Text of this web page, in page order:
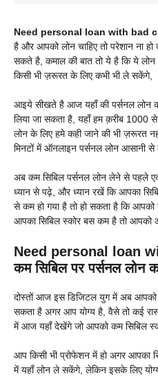
Need personal loan with bad
है और आपको लोन चाहिए तो परेशान ना
सकते है, कमाल की बात तो ये है कि ये
किसी भी ज़रूरत के लिए कभी भी ले सकेंगे,
आइये सीखते है आज यहाँ की पर्सनल लोन
लिया जा सकता है, यहाँ हम क़रीब
लोन के लिए हमे कही जाने की भी ज़रूरत
मिनटों में ऑनलाइन पर्सनल लोन आसानी
अब कम सिबिल पर्सनल लोन लेने से पहले
ध्यान से पढ़े, और ध्यान रखें कि आपका
से कम हो गया है तो हो सकता है कि आपको
आपका सिबिल स्कोर बस कम है तो आपको
Need personal loan
कम सिबिल पर पर्सनल लोन
दोस्तों आज इस डिजिटल युग में अब आपको
सकता है अगर आप योग्य है, वैसे तो कई
में आज यहाँ देखेंगे जो आपको कम सिबिल
आप किसी भी प्रोफेशन में हो अगर आपका
में यहाँ लोन ले सकेंगे, लेकिन इसके लिए